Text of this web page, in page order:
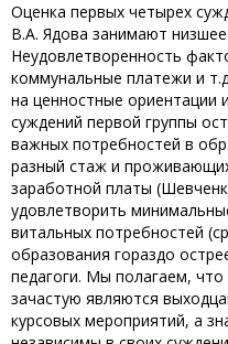
Оценка первых четырех
В.А. Ядова занимают
Неудовлетворенность
коммунальные платежи и
на ценностные ориентации
суждений первой группы
важных потребностей в
разный стаж и
заработной платы
удовлетворить
витальных потребностей
образования гораздо
педагоги. Мы полагаем,
зачастую являются
курсовых мероприятий, а